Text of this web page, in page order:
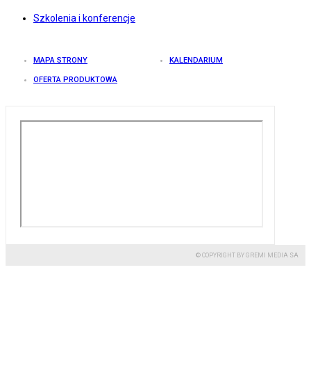
Szkolenia i konferencje
MAPA STRONY KALENDARIUM
OFERTA PRODUKTOWA
© COPYRIGHT BY GREMI MEDIA SA